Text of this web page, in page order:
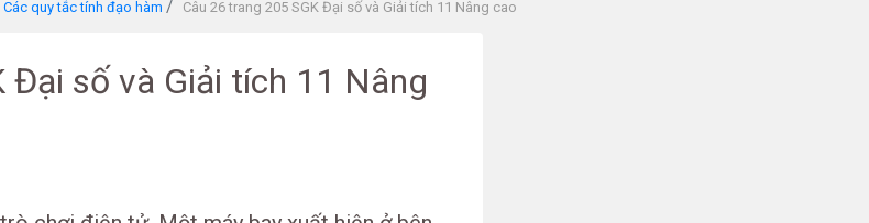
Các quy tắc tính đạo hàm Câu 26 trang 205 SGK Đại số và Giải tích 11 Nâng cao
Đại số và Giải tích 11 Nâng